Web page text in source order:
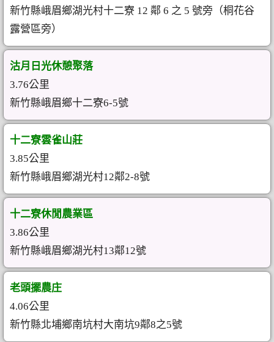
新竹縣峨眉鄉湖光村十二寮 12 鄰 6 之 5 號旁（桐花谷
露營區旁）
沽月日光休憩聚落
3.76公里
新竹縣峨眉鄉十二寮6-5號
十二寮雲雀山莊
3.85公里
新竹縣峨眉鄉湖光村12鄰2-8號
十二寮休閒農業區
3.86公里
新竹縣峨眉鄉湖光村13鄰12號
老頭擺農庄
4.06公里
新竹縣北埔鄉南坑村大南坑9鄰8之5號